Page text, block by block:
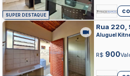
SUPER DESTAQUE
Rua 220,
Aluguel
R$ 900